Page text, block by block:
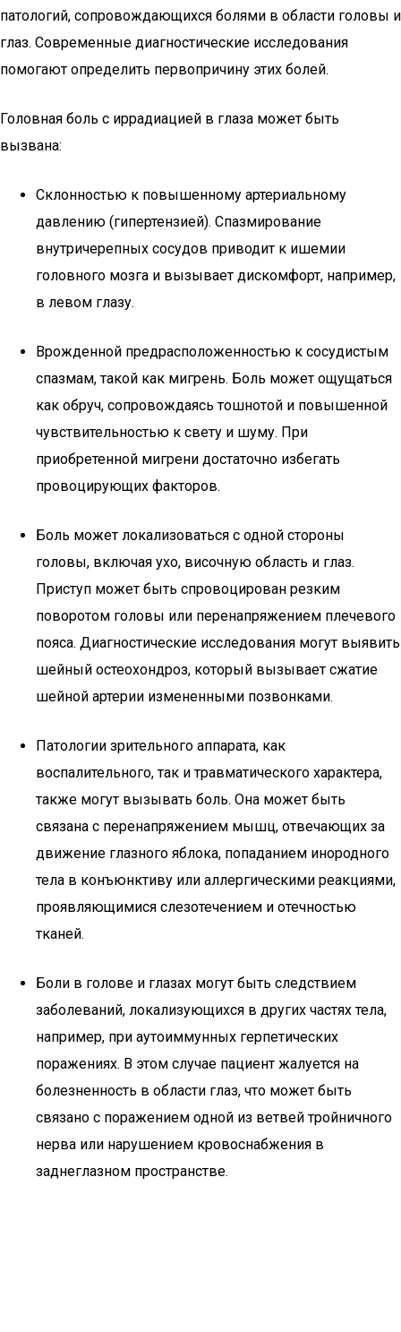
патологий, сопровождающихся болями в области головы и
глаз. Современные диагностические исследования
помогают определить первопричину этих болей.
Головная боль с иррадиацией в глаза может быть
вызвана:
Склонностью к повышенному артериальному
давлению (гипертензией). Спазмирование
внутричерепных сосудов приводит к ишемии
головного мозга и вызывает дискомфорт, например,
в левом глазу.
Врожденной предрасположенностью к сосудистым
спазмам, такой как мигрень. Боль может ощущаться
как обруч, сопровождаясь тошнотой и повышенной
чувствительностью к свету и шуму. При
приобретенной мигрени достаточно избегать
провоцирующих факторов.
Боль может локализоваться с одной стороны
головы, включая ухо, височную область и глаз.
Приступ может быть спровоцирован резким
поворотом головы или перенапряжением плечевого
пояса. Диагностические исследования могут выявить
шейный остеохондроз, который вызывает сжатие
шейной артерии измененными позвонками.
Патологии зрительного аппарата, как
воспалительного, так и травматического характера,
также могут вызывать боль. Она может быть
связана с перенапряжением мышц, отвечающих за
движение глазного яблока, попаданием инородного
тела в конъюнктиву или аллергическими реакциями,
проявляющимися слезотечением и отечностью
тканей.
Боли в голове и глазах могут быть следствием
заболеваний, локализующихся в других частях тела,
например, при аутоиммунных герпетических
поражениях. В этом случае пациент жалуется на
болезненность в области глаз, что может быть
связано с поражением одной из ветвей тройничного
нерва или нарушением кровоснабжения в
заднеглазном пространстве.